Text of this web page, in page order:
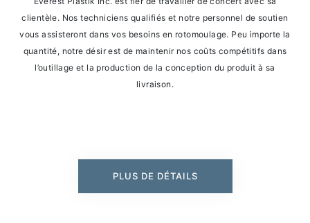
clientèle. Nos techniciens qualifiés et notre personnel de soutien
vous assisteront dans vos besoins en rotomoulage. Peu importe la
quantité, notre désir est de maintenir nos coûts compétitifs dans
l’outillage et la production de la conception du produit à sa
livraison.
PLUS DE DÉTAILS